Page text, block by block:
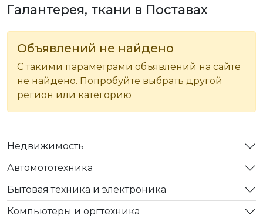
Галантерея, ткани в Поставах
Объявлений не найдено
С такими параметрами объявлений на сайте
не найдено. Попробуйте выбрать другой
регион или категорию
Недвижимость
Автомототехника
Бытовая техника и электроника
Компьютеры и оргтехника